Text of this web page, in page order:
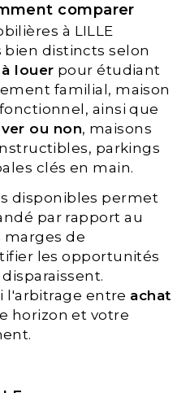
comparer
à LILLE
distincts selon
louer pour étudiant
familial, maison
ainsi que
ou non, maisons
parkings
clés en main.
disponibles permet
par rapport au
marges de
les opportunités
l'arbitrage entre achat
horizon et votre